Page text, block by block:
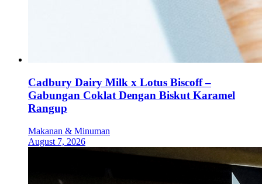
Cadbury Dairy Milk x Lotus Biscoff –
Gabungan Coklat Dengan Biskut Karamel
Rangup
Makanan & Minuman
August 7, 2026